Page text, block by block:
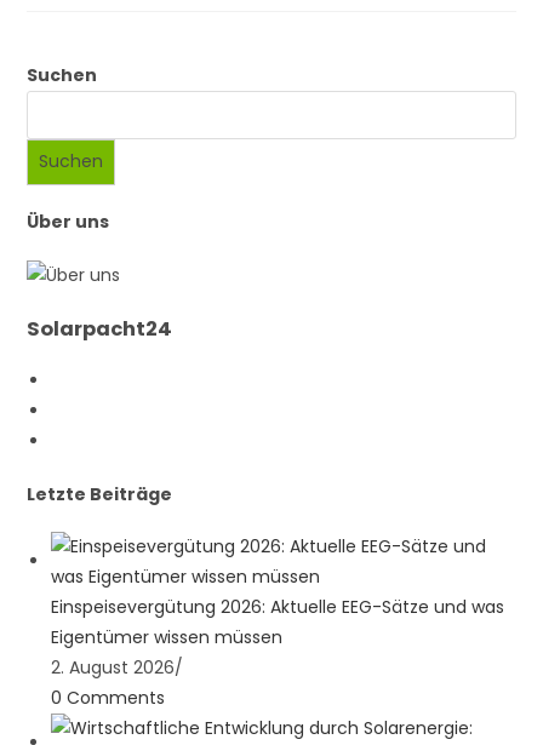
Suchen
Suchen
Über uns
Solarpacht24
tab
new
tab
a
new
Letzte Beiträge
Einspeisevergütung 2026: Aktuelle EEG-Sätze und was
Eigentümer wissen müssen
2. August 2026/
0 Comments